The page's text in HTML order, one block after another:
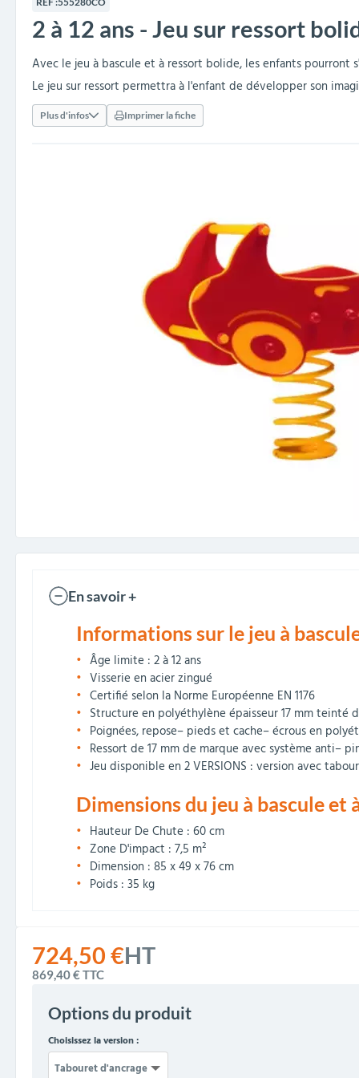
Embellissement et
fleurissement urbain
Cendriers urbains
Barrières de ville Arceaux de sécurité
Clous podotactiles et
rampes d'accès
Séparateurs de voies et
balises routières
Travaux publics &
Industries
Vestiaires Équipements sanitaires
Armoires et rangements Mobilier scolaire
Tables de cantine
réception
amovibles
Poteaux de guidage
Décorations de Noël
collectivités
collectivités
extérieurs
Structures aires de jeux
Baby-foots & Billards
724,50 €HT
869,40 €TTC
Options du produit
Choisissez la version :
2 à 12 ans - Jeu sur ressort
Avec le jeu à bascule et à ressort bolide, les enfants
Le jeu sur ressort permettra à l'enfant de développer son
Plus d'infos Imprimer la fiche
En savoir +
Informations sur le jeu à
Âge limite : 2 à 12 ans
Visserie en acier zingué
Certifié selon la Norme Européenne EN 1176
Structure en polyéthylène épaisseur 17 mm teinté
Poignées, repose– pieds et cache– écrous en
Ressort de 17 mm de marque avec système anti–
Jeu disponible en 2 VERSIONS : version avec
Dimensions du jeu à bascule et
Hauteur De Chute : 60 cm
Zone D'impact : 7,5 m²
Dimension : 85 x 49 x 76 cm
Poids : 35 kg